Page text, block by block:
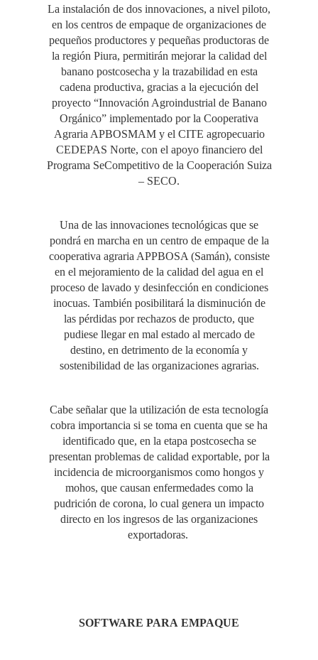
La instalación de dos innovaciones, a nivel piloto,
en los centros de empaque de organizaciones de
pequeños productores y pequeñas productoras de
la región Piura, permitirán mejorar la calidad del
banano postcosecha y la trazabilidad en esta
cadena productiva, gracias a la ejecución del
proyecto “Innovación Agroindustrial de Banano
Orgánico” implementado por la Cooperativa
Agraria APBOSMAM y el CITE agropecuario
CEDEPAS Norte, con el apoyo financiero del
Programa SeCompetitivo de la Cooperación Suiza
– SECO.
Una de las innovaciones tecnológicas que se
pondrá en marcha en un centro de empaque de la
cooperativa agraria APPBOSA (Samán), consiste
en el mejoramiento de la calidad del agua en el
proceso de lavado y desinfección en condiciones
inocuas. También posibilitará la disminución de
las pérdidas por rechazos de producto, que
pudiese llegar en mal estado al mercado de
destino, en detrimento de la economía y
sostenibilidad de las organizaciones agrarias.
Cabe señalar que la utilización de esta tecnología
cobra importancia si se toma en cuenta que se ha
identificado que, en la etapa postcosecha se
presentan problemas de calidad exportable, por la
incidencia de microorganismos como hongos y
mohos, que causan enfermedades como la
pudrición de corona, lo cual genera un impacto
directo en los ingresos de las organizaciones
exportadoras.
SOFTWARE PARA EMPAQUE